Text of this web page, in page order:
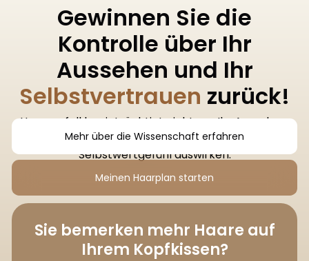
Gewinnen Sie die
Kontrolle über Ihr
Aussehen und Ihr
Selbstvertrauen zurück!
Haarausfall beeinträchtigt nicht nur Ihr Aussehen,
sondern kann sich auch negativ auf Ihr
Selbstwertgefühl auswirken.
Mehr über die Wissenschaft erfahren
Meinen Haarplan starten
Sie bemerken mehr Haare auf
Ihrem Kopfkissen?